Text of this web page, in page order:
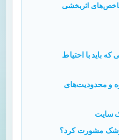
اثربخشی
باید با احتیاط
و محدودیت‌های
سایت
پزشک مشورت کرد؟